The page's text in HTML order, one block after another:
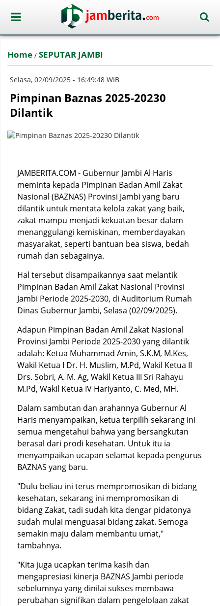
Home / SEPUTAR JAMBI
Selasa, 02/09/2025 - 16:49:48 WIB
Pimpinan Baznas 2025-20230
Dilantik
JAMBERITA.COM - Gubernur Jambi Al Haris
meminta kepada Pimpinan Badan Amil Zakat
Nasional (BAZNAS) Provinsi Jambi yang baru
dilantik untuk mentata kelola zakat yang baik,
zakat mampu menjadi kekuatan besar dalam
menanggulangi kemiskinan, memberdayakan
masyarakat, seperti bantuan bea siswa, bedah
rumah dan sebagainya.
Hal tersebut disampaikannya saat melantik
Pimpinan Badan Amil Zakat Nasional Provinsi
Jambi Periode 2025-2030, di Auditorium Rumah
Dinas Gubernur Jambi, Selasa (02/09/2025).
Adapun Pimpinan Badan Amil Zakat Nasional
Provinsi Jambi Periode 2025-2030 yang dilantik
adalah: Ketua Muhammad Amin, S.K.M, M.Kes,
Wakil Ketua I Dr. H. Muslim, M.Pd, Wakil Ketua II
Drs. Sobri, A. M. Ag, Wakil Ketua III Sri Rahayu
M.Pd, Wakil Ketua IV Hariyanto, C. Med, MH.
Dalam sambutan dan arahannya Gubernur Al
Haris menyampaikan, ketua terpilih sekarang ini
semua mengetahui bahwa yang bersangkutan
berasal dari prodi kesehatan. Untuk itu ia
menyampaikan ucapan selamat kepada pengurus
BAZNAS yang baru.
"Dulu beliau ini terus mempromosikan di bidang
kesehatan, sekarang ini mempromosikan di
bidang Zakat, tadi sudah kita dengar pidatonya
sudah mulai menguasai bidang zakat. Semoga
semakin maju dalam membantu umat,"
tambahnya.
"Kita juga ucapkan terima kasih dan
mengapresiasi kinerja BAZNAS Jambi periode
sebelumnya yang dinilai sukses membawa
perubahan signifikan dalam pengelolaan zakat